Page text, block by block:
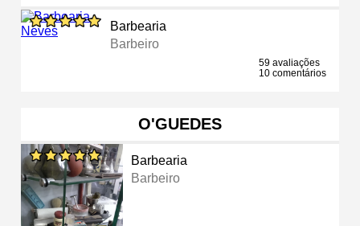
Barbearia
Barbeiro
59 avaliações
10 comentários
O'GUEDES
Barbearia
Barbeiro